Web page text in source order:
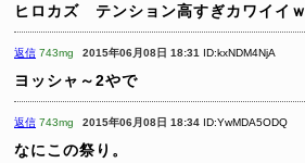
ヒロカズ テンション高すぎカワイイｗ
返信 743mg 2015年06月08日 18:31 ID:kxNDM4NjA
ヨッシャ～2やで
返信 743mg 2015年06月08日 18:34 ID:YwMDA5ODQ
なにこの祭り。